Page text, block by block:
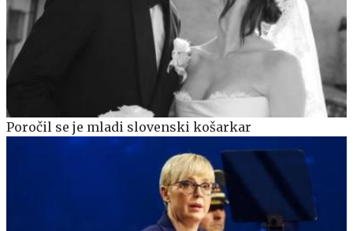
Poročil se je mladi slovenski košarkar